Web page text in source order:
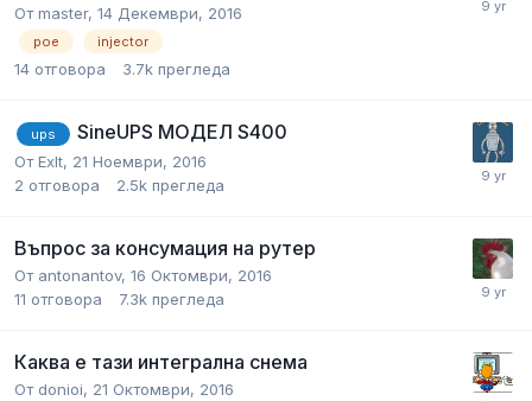
Отmaster, 14 Декември, 2016
poe injector
14 отговора 3.7k прегледа
ups SineUPS МОДЕЛ S400
ОтExIt, 21 Ноември, 2016
2 отговора 2.5k прегледа
Въпрос за консумация на рутер
От antonantov, 16 Октомври, 2016
11 отговора 7.3k прегледа
Каква е тази интегрална снема
От donioi, 21 Октомври, 2016